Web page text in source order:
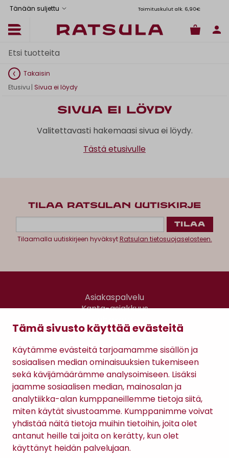
Tämä sivusto käyttää evästeitä
Käytämme evästeitä tarjoamamme sisällön ja
sosiaalisen median ominaisuuksien tukemiseen
sekä kävijämäärämme analysoimiseen. Lisäksi
jaamme sosiaalisen median, mainosalan ja
analytiikka-alan kumppaneillemme tietoja siitä,
miten käytät sivustoamme. Kumppanimme voivat
yhdistää näitä tietoja muihin tietoihin, joita olet
antanut heille tai joita on kerätty, kun olet
käyttänyt heidän palvelujaan.
Tänään suljettu Toimituskulut alk. 6,90€
Takaisin
Etusivu | Sivua ei löydy
Sivua ei löydy
Valitettavasti hakemaasi sivua ei löydy.
Tästä etusivulle
TILAA RATSULAN UUTISKIRJE
Tilaamalla uutiskirjeen hyväksytRatsulan tietosuojaselosteen.
Asiakaspalvelu
Kanta-asiakkuus
Gomee Ratsula Café
Sopimusehdot
Tietosuojaseloste
Maksutavat